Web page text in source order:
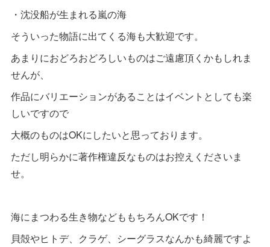
・沈没船が生まれる嵐の海
そういった物語に出てくる海も大歓迎です。
あまりにおどろおどろしいものはご遠慮頂くかもしれま
せんが、
作品にバリエーションがあることはイベントとしても楽
しいですので
大概のものはOKにしたいと思っております。
ただし明らかに著作権違反なものはお控えくださいま
せ。
海にまつわる生き物などももちろんOKです！
貝殻やヒトデ、クラゲ、シーグラスなんかも綺麗ですよ